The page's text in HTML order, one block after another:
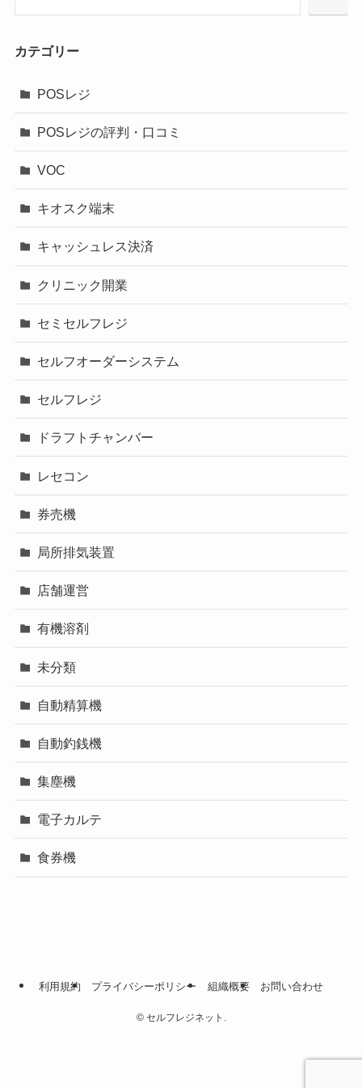
カテゴリー
POSレジ
POSレジの評判・口コミ
VOC
キオスク端末
キャッシュレス決済
クリニック開業
セミセルフレジ
セルフオーダーシステム
セルフレジ
ドラフトチャンバー
レセコン
券売機
局所排気装置
店舗運営
有機溶剤
未分類
自動精算機
自動釣銭機
集塵機
電子カルテ
食券機
利用規約 プライバシーポリシー 組織概要 お問い合わせ
©セルフレジネット.